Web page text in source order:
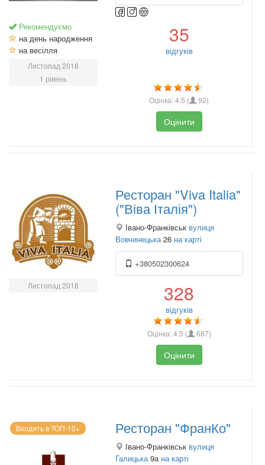
Рекомендуємо
на день народження
на весілля
Листопад 2018
1 рівень
35
відгуків
Оцінка:4.5 ( 92)
Оцінити
Листопад 2018
Ресторан "Viva Italia"
("Віва Італія")
Івано-Франківськ вулиця
Вовчинецька26 на карті
+380502300624
328
відгуків
Оцінка:4.5 ( 687)
Оцінити
Входить в ТОП-10+ Ресторан "ФранКо"
Івано-Франківськ вулиця
Галицька9а на карті